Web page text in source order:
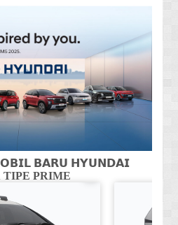
𝗕𝗔𝗥𝗨 𝗛𝗬𝗨𝗡𝗗𝗔𝗜
TIPE PRIME